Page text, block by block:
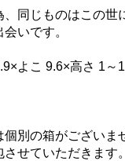
同じものはこの世
いです。
よこ 9.6×高さ 1～
別の箱がございま
せていただきます。